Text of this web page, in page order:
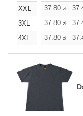
XXL
37.80 zł
3XL
37.80 zł
4XL
37.80 zł